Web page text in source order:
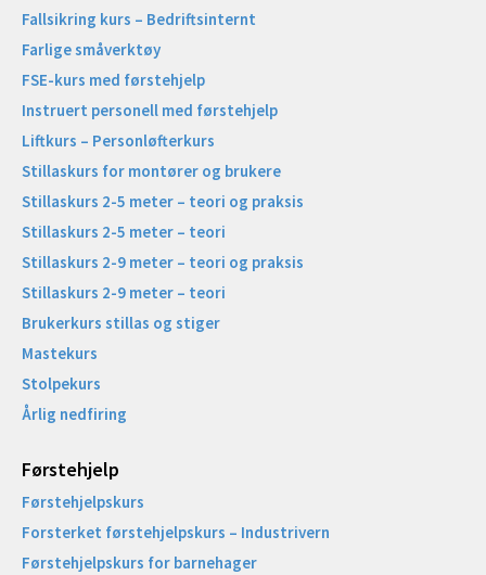
Fallsikring kurs – Bedriftsinternt
Farlige småverktøy
FSE-kurs med førstehjelp
Instruert personell med førstehjelp
Liftkurs – Personløfterkurs
Stillaskurs for montører og brukere
Stillaskurs 2-5 meter – teori og praksis
Stillaskurs 2-5 meter – teori
Stillaskurs 2-9 meter – teori og praksis
Stillaskurs 2-9 meter – teori
Brukerkurs stillas og stiger
Mastekurs
Stolpekurs
Årlig nedfiring
Førstehjelp
Førstehjelpskurs
Forsterket førstehjelpskurs – Industrivern
Førstehjelpskurs for barnehager